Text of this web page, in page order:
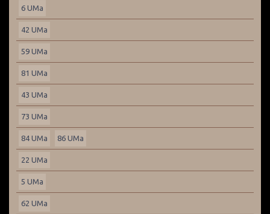
6 UMa
42 UMa
59 UMa
81 UMa
43 UMa
73 UMa
84 UMa 86 UMa
22 UMa
5 UMa
62 UMa